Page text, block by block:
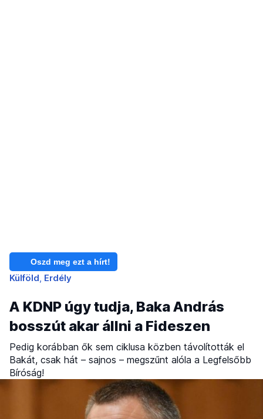
Oszd meg ezt a hírt!
Külföld Erdély
A KDNP úgy tudja, Baka András
bosszút akar állni a Fideszen
Pedig korábban ők sem ciklusa közben távolították el
Bakát, csak hát – sajnos – megszűnt alóla a Legfelsőbb
Bíróság!